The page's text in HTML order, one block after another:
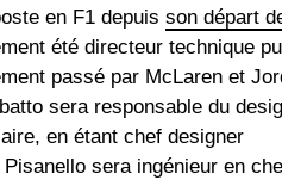
en F1 depuis son départ
été directeur technique
passé par McLaren et
sera responsable du
en étant chef designer
sera ingénieur en